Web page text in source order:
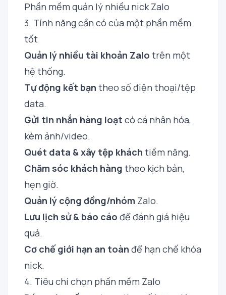
Phần mềm quản lý nhiều nick Zalo
3. Tính năng cần có của một phần mềm
tốt
Quản lý nhiều tài khoản Zalo trên một
hệ thống.
Tự động kết bạn theo số điện thoại/tệp
data.
Gửi tin nhắn hàng loạt có cá nhân hóa,
kèm ảnh/video.
Quét data & xây tệp khách tiềm năng.
Chăm sóc khách hàng theo kịch bản,
hẹn giờ.
Quản lý cộng đồng/nhóm Zalo.
Lưu lịch sử & báo cáo để đánh giá hiệu
quả.
Cơ chế giới hạn an toàn để hạn chế khóa
nick.
4. Tiêu chí chọn phần mềm Zalo